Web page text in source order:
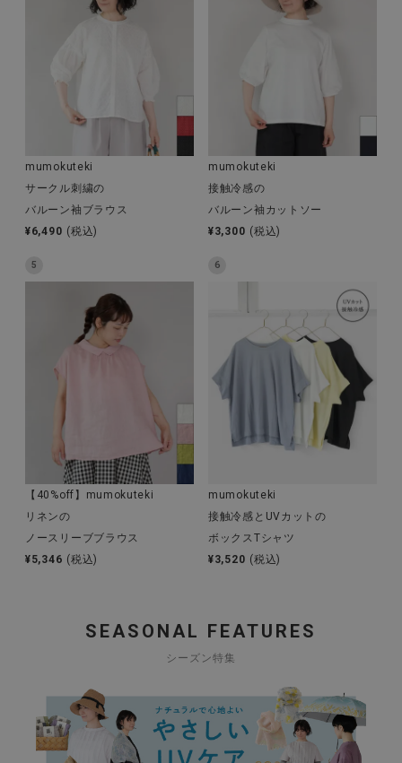
ショップリスト
mumokuteki
サークル刺繍の
バルーン袖ブラウス
¥6,490 (税込)
mumokuteki
接触冷感の
バルーン袖カットソー
¥3,300 (税込)
5
【40%off】mumokuteki
リネンの
ノースリーブブラウス
¥5,346 (税込)
6
mumokuteki
接触冷感とUVカットの
ボックスTシャツ
¥3,520 (税込)
SEASONAL FEATURES
シーズン特集